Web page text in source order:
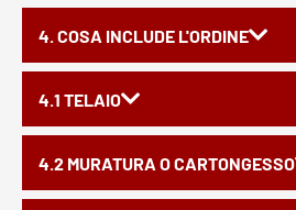
4. COSA INCLUDE L'ORDINE
4.1 TELAIO
4.2 MURATURA O CARTONGESSO